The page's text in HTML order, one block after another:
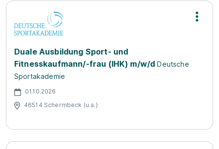
Duale Ausbildung Sport- und
Fitnesskaufmann/-frau (IHK) m/w/d Deutsche
Sportakademie
01.10.2026
46514 Schermbeck (u.a.)